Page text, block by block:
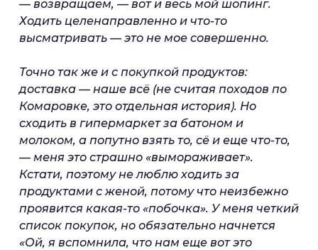
— возвращаем, — вот и весь мой шопинг.
Ходить целенаправленно и что-то
высматривать — это не мое совершенно.
Точно так же и с покупкой продуктов:
доставка — наше всё (не считая походов по
Комаровке, это отдельная история). Но
сходить в гипермаркет за батоном и
молоком, а попутно взять то, сё и еще что-то,
— меня это страшно «вымораживает».
Кстати, поэтому не люблю ходить за
продуктами с женой, потому что неизбежно
проявится какая-то «побочка». У меня четкий
список покупок, но обязательно начнется
«Ой, я вспомнила, что нам еще вот это